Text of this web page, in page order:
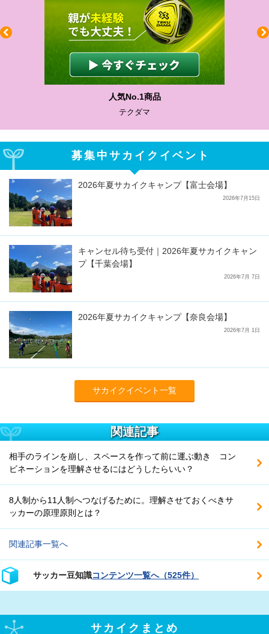
人気No.1商品
テクダマ
募集中サカイクイベント
2026年夏サカイクキャンプ【富士会場】
2026年7月15日
キャンセル待ち受付｜2026年夏サカイクキャン
プ【千葉会場】
2026年7月 7日
2026年夏サカイクキャンプ【奈良会場】
2026年7月 1日
サカイクイベント一覧
関連記事
相手のラインを崩し、スペースを作って前に運ぶ動き コン
ビネーションを理解させるにはどうしたらいい？
8人制から11人制へつなげるために。理解させておくべきサ
ッカーの原理原則とは？
関連記事一覧へ
サッカー豆知識コンテンツ一覧へ（525件）
サカイクまとめ